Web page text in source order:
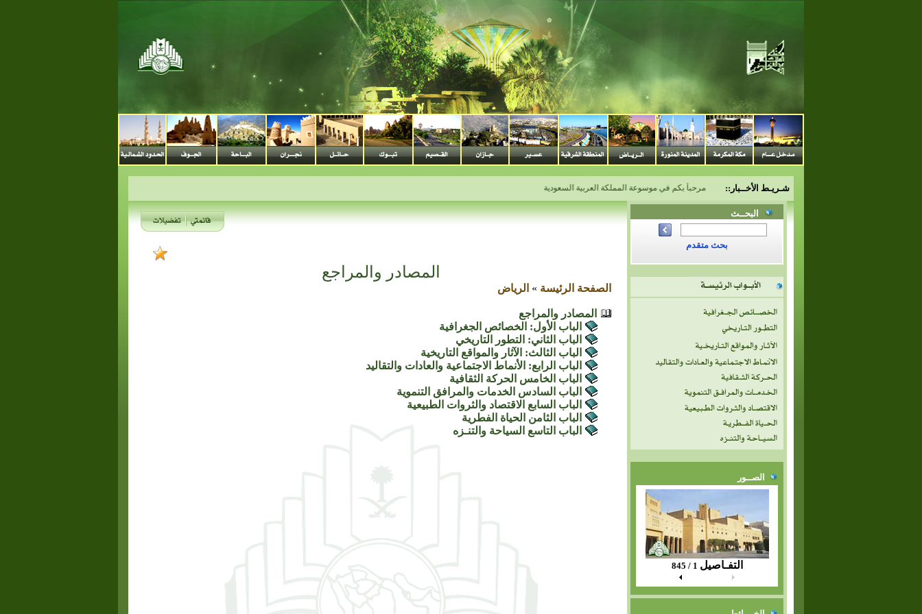
شـريـط الأخــبار:: مرحباً بكم في موسوعة المملكة العربية السعودية
البحــث
بحث متقدم
الصــور
التفـاصيل 1 / 845
المصادر والمراجع
الصفحة الرئيسة » الرياض
المصادر والمراجع
الباب الأول: الخصائص الجغرافية
الباب الثاني: التطور التاريخي
الباب الثالث: الآثار والمواقع التاريخية
الباب الرابع: الأنماط الاجتماعية والعادات والتقاليد
الباب الخامس الحركة الثقافية
الباب السادس الخدمات والمرافق التنموية
الباب السابع الاقتصاد والثروات الطبيعية
الباب الثامن الحياة الفطرية
الباب التاسع السياحة والتنـزه